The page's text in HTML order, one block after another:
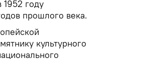
году
прошлого века.
культурного